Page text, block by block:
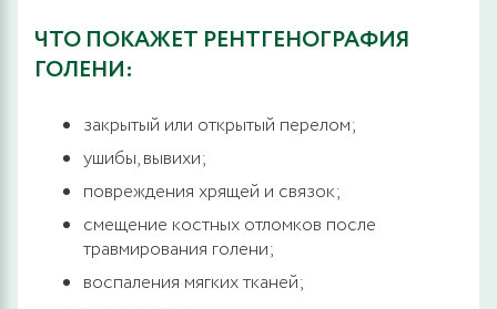
ЧТО ПОКАЖЕТ РЕНТГЕНОГРАФИЯ
ГОЛЕНИ:
закрытый или открытый перелом;
ушибы, вывихи;
повреждения хрящей и связок;
смещение костных отломков после
травмирования голени;
воспаления мягких тканей;